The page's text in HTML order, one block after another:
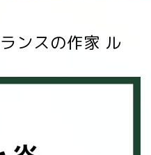
ンスの作家 ル